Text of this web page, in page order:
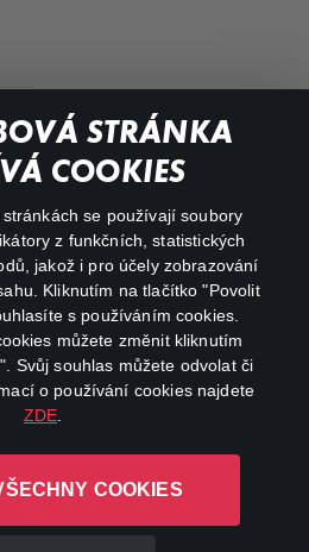
STRÁNKA
COOKIES
se používají soubory
z funkčních, statistických
jakož i pro účely zobrazování
Kliknutím na tlačítko "Povolit
s používáním cookies.
můžete změnit kliknutím
Svůj souhlas můžete odvolat či
o používání cookies najdete
ZDE
COOKIES